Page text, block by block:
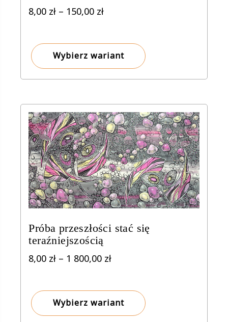
8,00 zł – 150,00 złZakres
do
Wybierz wariant
Próba przeszłości stać się
teraźniejszością
8,00 zł – 1 800,00 złZakres
8,00 zł
do
Wybierz wariant